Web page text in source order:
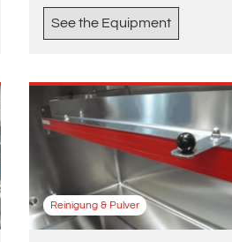
See the Equipment
Reinigung & Pulver